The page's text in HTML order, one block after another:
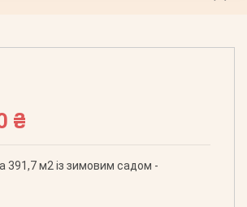
₴
391,7 м2 із зимовим садом -